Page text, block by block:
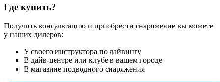
Где купить?
Получить консультацию и приобрести снаряжение вы можете
у наших дилеров:
У своего инструктора по дайвингу
В дайв-центре или клубе в вашем городе
В магазине подводного снаряжения